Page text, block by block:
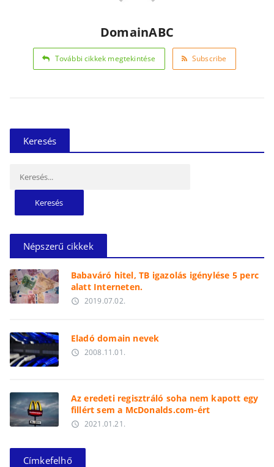
DomainABC
További cikkek megtekintése Subscribe
Keresés
Népszerű cikkek
Babaváró hitel, TB igazolás igénylése 5 perc
alatt Interneten.
access_time 2019.07.02.
Eladó domain nevek
access_time 2008.11.01.
Az eredeti regisztráló soha nem kapott egy
fillért sem a McDonalds.com-ért
access_time 2021.01.21.
Címkefelhő